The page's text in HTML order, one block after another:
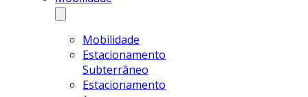
Mobilidade
Estacionamento
Subterrâneo
Estacionamento